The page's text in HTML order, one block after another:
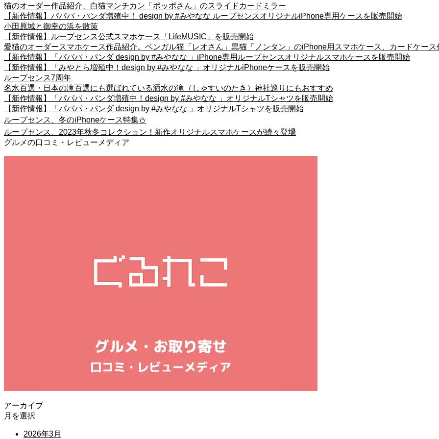
猫のオーダー作品紹介、白猫マンチカン「ポッポさん」のスライドカードミラー
【新作情報】パパパ・パンダ増殖中！ design by #みやなな ループセンスオリジナルiPhone専用ケースを販売開始
小田原城と御幸の浜を散策
【新作情報】ループセンス公式スマホケース「LifeMUSIC」を販売開始
愛猫のオーダースマホケース作品紹介。ベンガル猫「レオさん」黒猫「ノンタン」のiPhone用スマホケース、カードケース
【新作情報】「パパパ・パンダ design by #みやなな 」iPhone専用ループセンスオリジナルスマホケースを販売開始
【新作情報】「みやとら増殖中！design by #みやなな 」オリジナルiPhoneケースを販売開始
ループセンス7周年
名水百選・日本の滝百選にも選ばれている洒水の滝（しゃすいのたき）神社巡りにもおすすめ
【新作情報】「パパパ・パンダ増殖中！design by #みやなな 」オリジナルTシャツを販売開始
【新作情報】「パパパ・パンダ design by #みやなな 」オリジナルTシャツを販売開始
ループセンス、冬のiPhoneケース特集⛄
ループセンス、2023年秋冬コレクション！新作オリジナルスマホケースが続々登場
グルメの口コミ・レビューメディア
アーカイブ
月を選択
2026年3月